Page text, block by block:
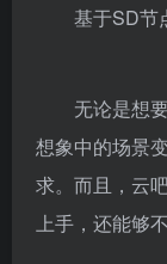
基于SD节
无论是想
想象中的场景
求。而且， 云
上手，还能够